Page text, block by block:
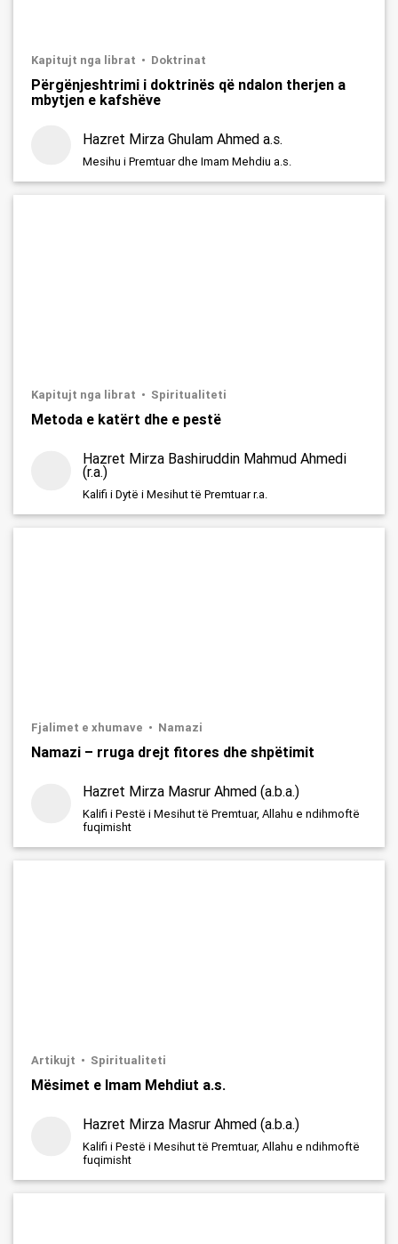
Kapitujt nga librat Doktrinat
Përgënjeshtrimi i doktrinës që ndalon therjen a
mbytjen e kafshëve
Hazret Mirza Ghulam Ahmed a.s.
Mesihu i Premtuar dhe Imam Mehdiu a.s.
Kapitujt nga librat Spiritualiteti
Metoda e katërt dhe e pestë
Hazret Mirza Bashiruddin Mahmud Ahmedi
(r.a.)
Kalifi i Dytë i Mesihut të Premtuar r.a.
Fjalimet e xhumave Namazi
Namazi – rruga drejt fitores dhe shpëtimit
Hazret Mirza Masrur Ahmed (a.b.a.)
Kalifi i Pestë i Mesihut të Premtuar, Allahu e ndihmoftë
fuqimisht
Artikujt Spiritualiteti
Mësimet e Imam Mehdiut a.s.
Hazret Mirza Masrur Ahmed (a.b.a.)
Kalifi i Pestë i Mesihut të Premtuar, Allahu e ndihmoftë
fuqimisht